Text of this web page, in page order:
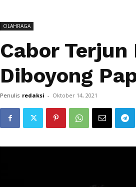
OLAHRAGA
Cabor
Diboyong
Penulis redaksi - Oktober 14, 2021